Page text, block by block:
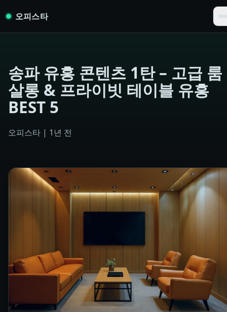
오피스타
송파 유흥 콘텐츠 1탄 – 고급 룸
살롱 & 프라이빗 테이블 유흥
BEST 5
오피스타 | 1년 전